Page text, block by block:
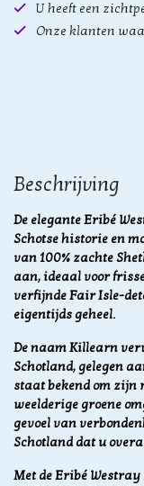
U heeft een
Onze klanten
Beschrijving
De elegante Eribé
Schotse historie en
van 100% zachte
aan, ideaal voor
verfijnde Fair Isle-
eigentijds geheel.
De naam Killearn
Schotland, gelegen
staat bekend om zijn
weelderige groene
gevoel van
Schotland dat u
Met de Eribé